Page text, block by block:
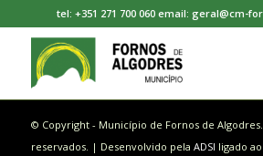
tel: +351 271 700 060 email: geral@cm-
© Copyright - Município de Fornos de
reservados. | Desenvolvido pela ADSI ligado ao